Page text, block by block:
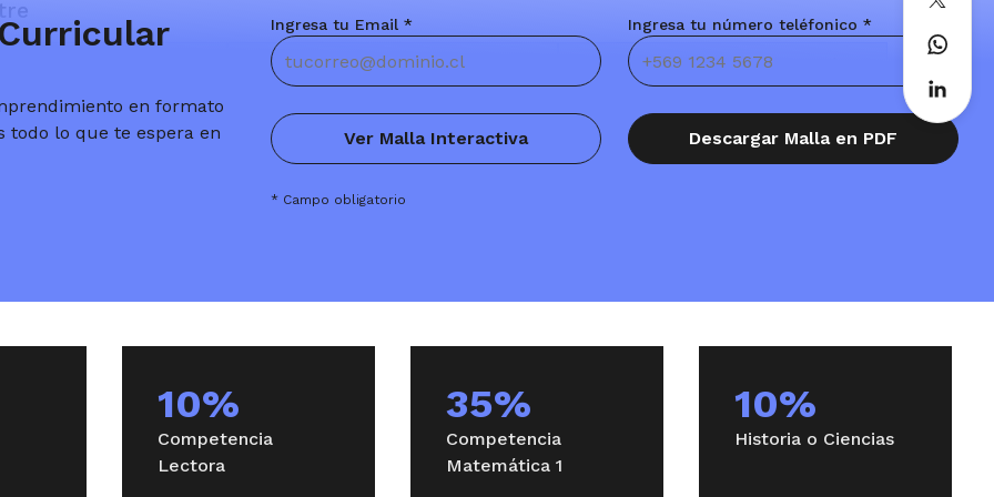
en formato
todo lo que te espera en
Ingresa tu Email * Ingresa tu número teléfonico *
Ver Malla Interactiva Descargar Malla en PDF
* Campo obligatorio
Curso de Inglés General
Fundamentos de Administración y
Negocios II
Microeconomía I
Taller de Comunicación II
10%
Competencia
Lectora
35%
Competencia
Matemática 1
10%
Historia o Ciencias